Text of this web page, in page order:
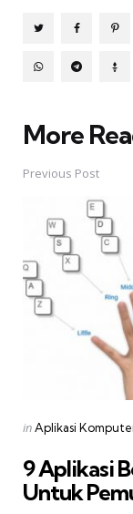
More
Post
navigation
Previous Post
Posted
inAplikasi
9 Aplikasi
Untuk